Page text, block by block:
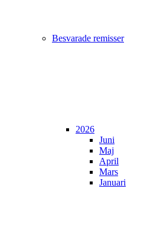
Besvarade remisser
2026
Juni
Maj
April
Mars
Januari